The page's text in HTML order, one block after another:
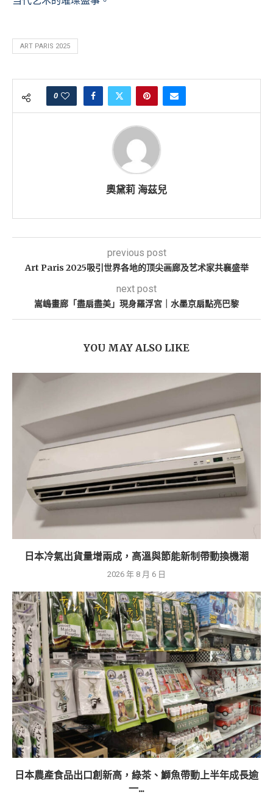
ART PARIS 2025
0
奧黛莉 海茲兒
previous post
Art Paris 2025吸引世界各地的顶尖画廊及艺术家共襄盛举
next post
嵩嶋畫廊「盡扇盡美」現身羅浮宮｜水墨京扇點亮巴黎
YOU MAY ALSO LIKE
日本冷氣出貨量增兩成，高溫與節能新制帶動換機潮
2026 年 8 月 6 日
日本農產食品出口創新高，綠茶、鰤魚帶動上半年成長逾
一...